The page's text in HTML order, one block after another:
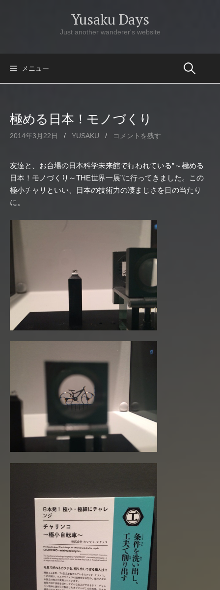
Yusaku Days
Just another wanderer's website
メニュー
極める日本！モノづくり
2014年3月22日 / YUSAKU / コメントを残す
友達と、お台場の日本科学未来館で行われている”～極める
日本！モノづくり～THE世界一展”に行ってきました。この
極小チャリといい、日本の技術力の凄まじさを目の当たり
に。